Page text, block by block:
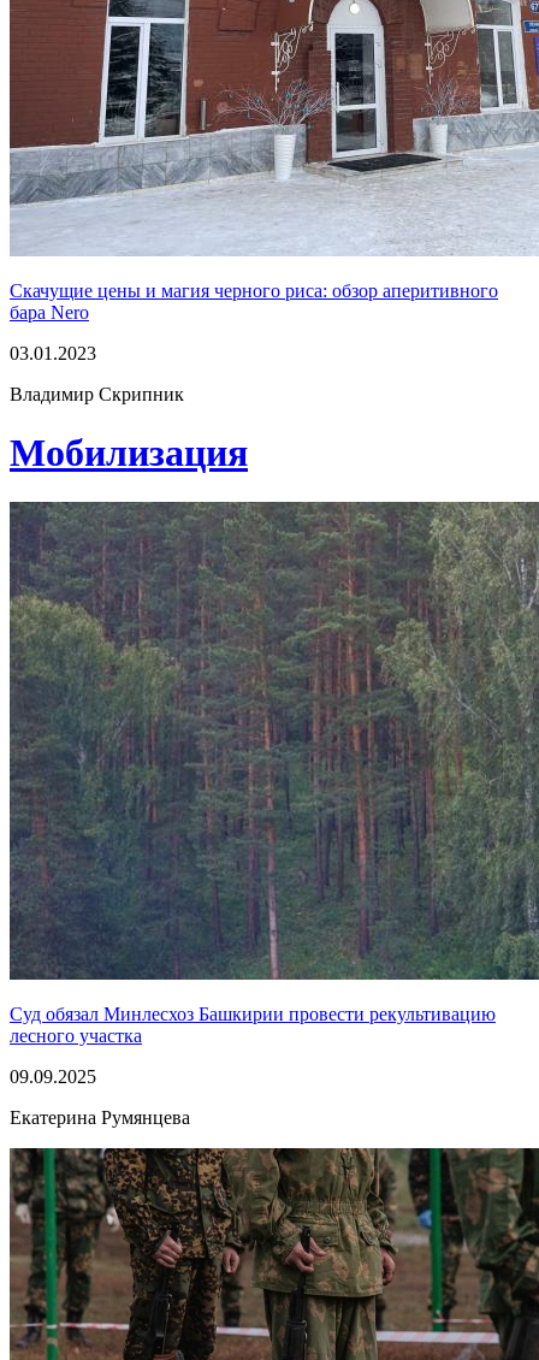
Скачущие цены и магия черного риса: обзор аперитивного
бара Nero
03.01.2023
Владимир Скрипник
Мобилизация
Суд обязал Минлесхоз Башкирии провести рекультивацию
лесного участка
09.09.2025
Екатерина Румянцева